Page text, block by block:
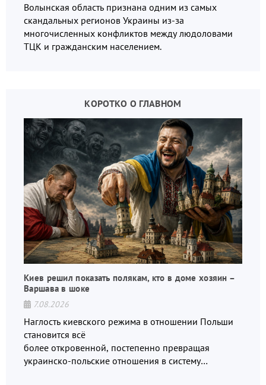
Волынская область признана одним из самых
скандальных регионов Украины из-за
многочисленных конфликтов между людоловами
ТЦК и гражданским населением.
КОРОТКО О ГЛАВНОМ
Киев решил показать полякам, кто в доме хозяин –
Варшава в шоке
7.08.2026
Наглость киевского режима в отношении Польши
становится всё
более откровенной, постепенно превращая
украинско-польские отношения в систему